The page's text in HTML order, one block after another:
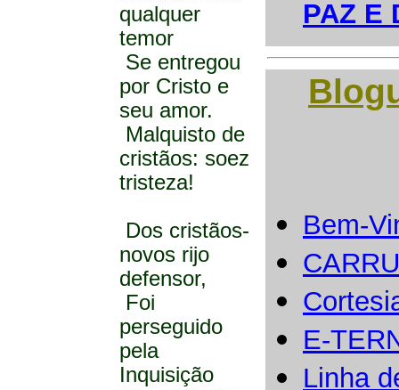
qualquer
temor
Se entregou
por Cristo e
seu amor.
Malquisto de
cristãos: soez
tristeza!
Dos cristãos-
novos rijo
defensor,
Foi
perseguido
pela
Inquisição
PAZ E
Bem-
E-
Linha